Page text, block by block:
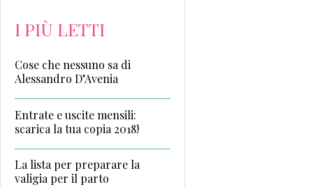
I PIÙ LETTI
Cose che nessuno sa di
Alessandro D’Avenia
Entrate e uscite mensili:
scarica la tua copia 2018!
La lista per preparare la
valigia per il parto